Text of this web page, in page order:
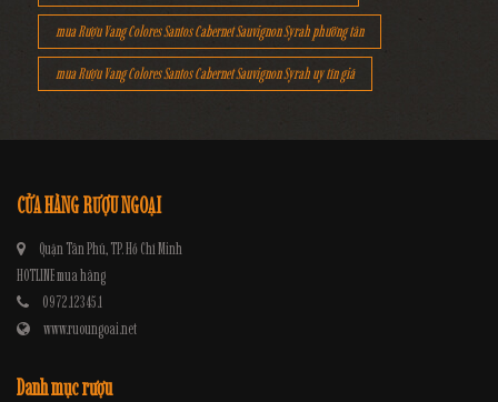
mua Rượu Vang Colores Santos Cabernet Sauvignon Syrah phường tân
mua Rượu Vang Colores Santos Cabernet Sauvignon Syrah uy tín giá
CỬA HÀNG RƯỢU NGOẠI
Quận Tân Phú, TP. Hồ Chí Minh
HOTLINE mua hàng
0972.12345.1
www.ruoungoai.net
Danh mục rượu